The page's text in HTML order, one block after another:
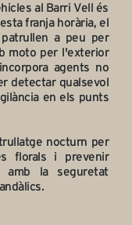
al Barri Vell és
franja horària, el
a peu per
moto per l'exterior
agents no
detectar qualsevol
en els punts
nocturn per
florals i prevenir
amb la seguretat